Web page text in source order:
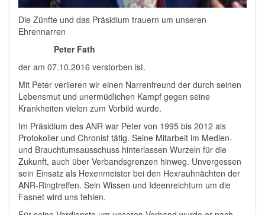
Die Zünfte und das Präsidium trauern um unseren
Ehrennarren
Peter Fath
der am 07.10.2016 verstorben ist.
Mit Peter verlieren wir einen Narrenfreund der durch seinen
Lebensmut und unermüdlichen Kampf gegen seine
Krankheiten vielen zum Vorbild wurde.
Im Präsidium des ANR war Peter von 1995 bis 2012 als
Protokoller und Chronist tätig. Seine Mitarbeit im Medien-
und Brauchtumsausschuss hinterlassen Wurzeln für die
Zukunft, auch über Verbandsgrenzen hinweg. Unvergessen
sein Einsatz als Hexenmeister bei den Hexrauhnächten der
ANR-Ringtreffen. Sein Wissen und Ideenreichtum um die
Fasnet wird uns fehlen.